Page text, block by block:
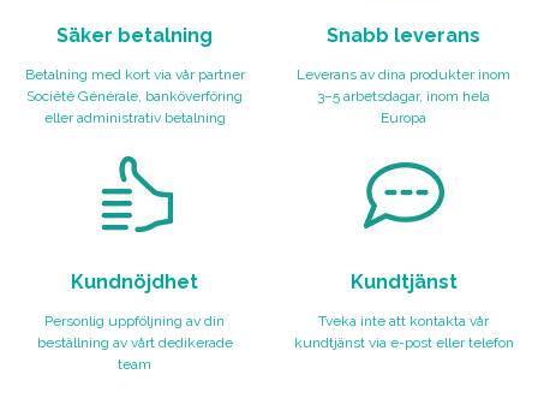
Säker betalning
Betalning med kort via vår partner
Société Générale, banköverföring
eller administrativ betalning
Snabb leverans
Leverans av dina produkter inom
3–5 arbetsdagar, inom hela
Europa
Kundnöjdhet
Personlig uppföljning av din
beställning av vårt dedikerade
team
Kundtjänst
Tveka inte att kontakta vår
kundtjänst via e-post eller telefon